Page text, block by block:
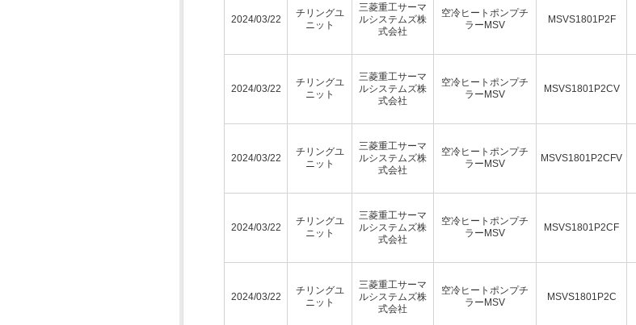
2024/03/22
チリングユ
ニット
三菱重工サーマ
ルシステムズ株
式会社
空冷ヒートポンプチ
ラーMSV
MSVS1801P2F
2024/03/22
チリングユ
ニット
三菱重工サーマ
ルシステムズ株
式会社
空冷ヒートポンプチ
ラーMSV
MSVS1801P2CV
2024/03/22
チリングユ
ニット
三菱重工サーマ
ルシステムズ株
式会社
空冷ヒートポンプチ
ラーMSV
MSVS1801P2CFV
2024/03/22
チリングユ
ニット
三菱重工サーマ
ルシステムズ株
式会社
空冷ヒートポンプチ
ラーMSV
MSVS1801P2CF
2024/03/22
チリングユ
ニット
三菱重工サーマ
ルシステムズ株
式会社
空冷ヒートポンプチ
ラーMSV
MSVS1801P2C